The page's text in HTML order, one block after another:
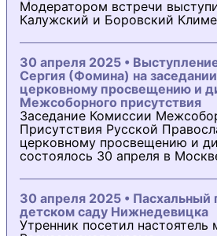
Модератором встречи
Калужский и Боровский
30 апреля 2025 •
Сергия (Фомина) на
церковному просвещению и
Межсоборного присутствия
Заседание Комиссии
Присутствия Русской
церковному просвещению и
состоялось 30 апреля в
30 апреля 2025 • Пасхальный
детском саду Нижнедевицка
Утренник посетил настоятель